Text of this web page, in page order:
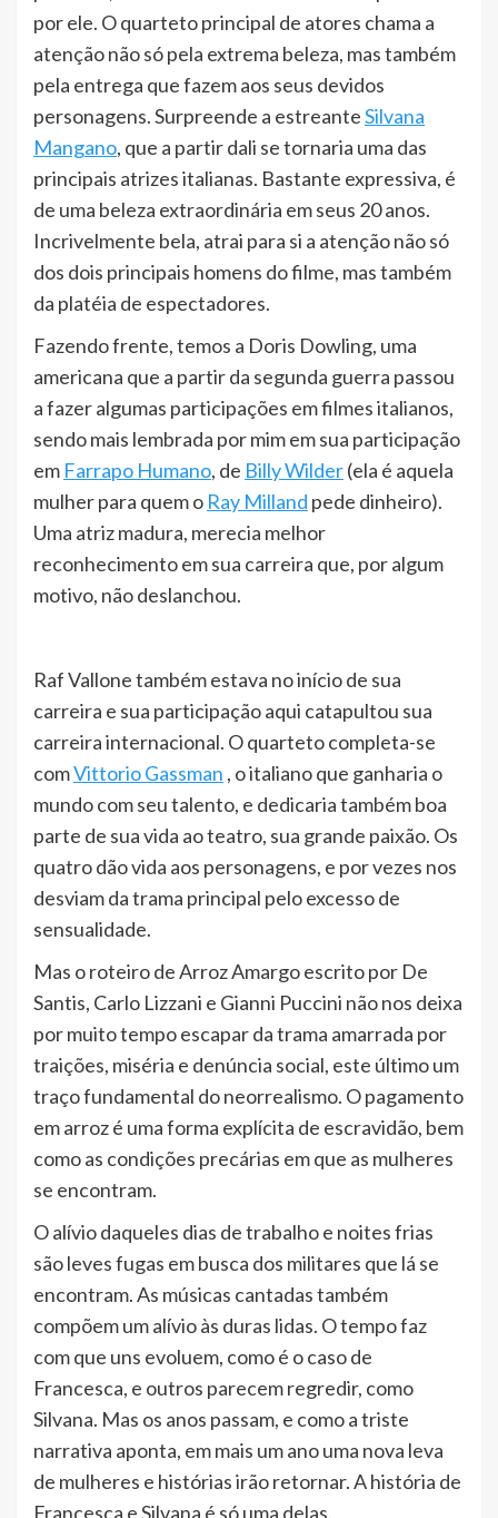
por ele. O quarteto principal de atores chama a
atenção não só pela extrema beleza, mas também
pela entrega que fazem aos seus devidos
personagens. Surpreende a estreanteSilvana
Mangano, que a partir dali se tornaria uma das
principais atrizes italianas. Bastante expressiva, é
de uma beleza extraordinária em seus 20 anos.
Incrivelmente bela, atrai para si a atenção não só
dos dois principais homens do filme, mas também
da platéia de espectadores.
Fazendo frente, temos a Doris Dowling, uma
americana que a partir da segunda guerra passou
a fazer algumas participações em filmes italianos,
sendo mais lembrada por mim em sua participação
em Farrapo Humano, de Billy Wilder(ela é aquela
mulher para quem o Ray Milland pede dinheiro).
Uma atriz madura, merecia melhor
reconhecimento em sua carreira que, por algum
motivo, não deslanchou.
Raf Vallone também estava no início de sua
carreira e sua participação aqui catapultou sua
carreira internacional. O quarteto completa-se
comVittorio Gassman , o italiano que ganharia o
mundo com seu talento, e dedicaria também boa
parte de sua vida ao teatro, sua grande paixão. Os
quatro dão vida aos personagens, e por vezes nos
desviam da trama principal pelo excesso de
sensualidade.
Mas o roteiro de Arroz Amargo escrito por De
Santis, Carlo Lizzani e Gianni Puccini não nos deixa
por muito tempo escapar da trama amarrada por
traições, miséria e denúncia social, este último um
traço fundamental do neorrealismo. O pagamento
em arroz é uma forma explícita de escravidão, bem
como as condições precárias em que as mulheres
se encontram.
O alívio daqueles dias de trabalho e noites frias
são leves fugas em busca dos militares que lá se
encontram. As músicas cantadas também
compõem um alívio às duras lidas. O tempo faz
com que uns evoluem, como é o caso de
Francesca, e outros parecem regredir, como
Silvana. Mas os anos passam, e como a triste
narrativa aponta, em mais um ano uma nova leva
de mulheres e histórias irão retornar. A história de
Francesca e Silvana é só uma delas.